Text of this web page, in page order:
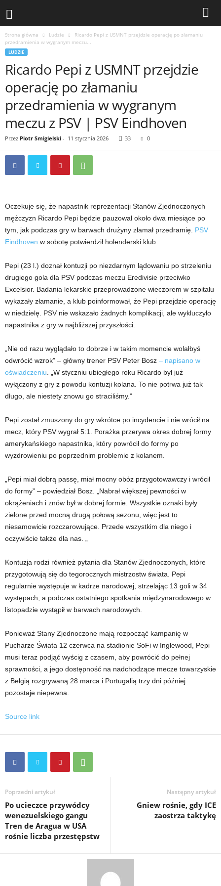
Strona główna Ludzie
Ricardo Pepi z USMNT przejdzie operację po złamaniu
przedramienia w wygranym meczu...
LUDZIE
Ricardo Pepi z USMNT przejdzie
operację po złamaniu
przedramienia w wygranym
meczu z PSV | PSV Eindhoven
Przez Piotr Smigielski - 11 stycznia 2026 33 0
Oczekuje się, że napastnik reprezentacji Stanów Zjednoczonych
mężczyzn Ricardo Pepi będzie pauzował około dwa miesiące po
tym, jak podczas gry w barwach drużyny złamał przedramię. PSV
Eindhoven w sobotę potwierdził holenderski klub.
Pepi (23 l.) doznał kontuzji po niezdarnym lądowaniu po strzeleniu
drugiego gola dla PSV podczas meczu Eredivisie przeciwko
Excelsior. Badania lekarskie przeprowadzone wieczorem w szpitalu
wykazały złamanie, a klub poinformował, że Pepi przejdzie operację
w niedzielę. PSV nie wskazało żadnych komplikacji, ale wykluczyło
napastnika z gry w najbliższej przyszłości.
„Nie od razu wyglądało to dobrze i w takim momencie wolałbyś
odwrócić wzrok” – główny trener PSV Peter Bosz – napisano w
oświadczeniu . „W styczniu ubiegłego roku Ricardo był już
wyłączony z gry z powodu kontuzji kolana. To nie potrwa już tak
długo, ale niestety znowu go straciliśmy.”
Pepi został zmuszony do gry wkrótce po incydencie i nie wrócił na
mecz, który PSV wygrał 5:1. Porażka przerywa okres dobrej formy
amerykańskiego napastnika, który powrócił do formy po
wyzdrowieniu po poprzednim problemie z kolanem.
„Pepi miał dobrą passę, miał mocny obóz przygotowawczy i wrócił
do formy” – powiedział Bosz. „Nabrał większej pewności w
okrążeniach i znów był w dobrej formie. Wszystkie oznaki były
zielone przed mocną drugą połową sezonu, więc jest to
niesamowicie rozczarowujące. Przede wszystkim dla niego i
oczywiście także dla nas. „
Kontuzja rodzi również pytania dla Stanów Zjednoczonych, które
przygotowują się do tegorocznych mistrzostw świata. Pepi
regularnie występuje w kadrze narodowej, strzelając 13 goli w 34
występach, a podczas ostatniego spotkania międzynarodowego w
listopadzie wystąpił w barwach narodowych.
Ponieważ Stany Zjednoczone mają rozpocząć kampanię w
Pucharze Świata 12 czerwca na stadionie SoFi w Inglewood, Pepi
musi teraz podjąć wyścig z czasem, aby powrócić do pełnej
sprawności, a jego dostępność na nadchodzące mecze towarzyskie
z Belgią rozgrywaną 28 marca i Portugalią trzy dni później
pozostaje niepewna.
Source link
Poprzedni artykuł
Po ucieczce przywódcy
wenezuelskiego gangu
Tren de Aragua w USA
rośnie liczba przestępstw
Następny artykuł
Gniew rośnie, gdy ICE
zaostrza taktykę